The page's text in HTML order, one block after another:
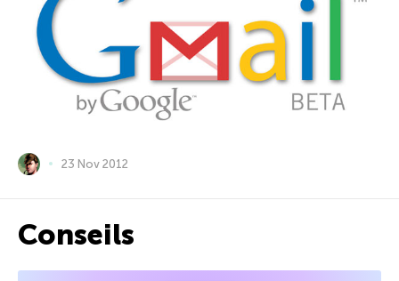
23 Nov 2012
Conseils